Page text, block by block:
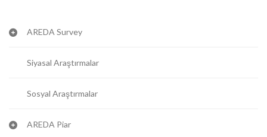
AREDA Survey
Siyasal Araştırmalar
Sosyal Araştırmalar
AREDA Piar